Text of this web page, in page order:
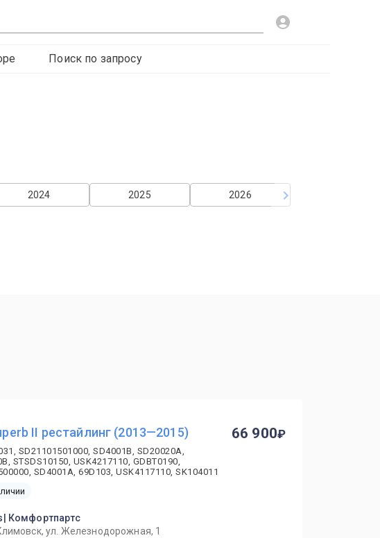
Поиск по запросу
2026
2025
2024
II рестайлинг (2013—2015)
SD21101501000, SD4001B, SD20020A,
STSDS10150, USK4217110, GDBT0190,
SD4001A, 69D103, USK4117110, SK104011
Комфортпартс
ул. Железнодорожная, 1
66 900